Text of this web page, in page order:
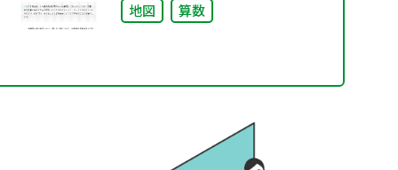
地図
算数